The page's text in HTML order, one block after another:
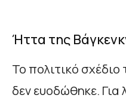
Ήττα της
Το πολιτικό σχέδιο
δεν ευοδώθηκε. Για